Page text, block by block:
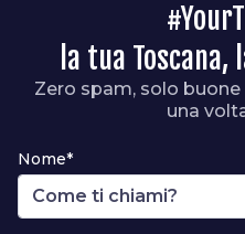
la tua
Zero spam, solo
una
Nome*